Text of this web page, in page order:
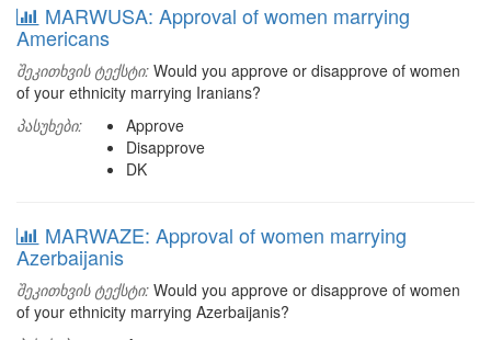
MARWUSA: Approval of women marrying
Americans
შეკითხვის ტექსტი: Would you approve or disapprove of women
of your ethnicity marrying Iranians?
პასუხები:
Approve
Disapprove
DK
MARWAZE: Approval of women marrying
Azerbaijanis
შეკითხვის ტექსტი: Would you approve or disapprove of women
of your ethnicity marrying Azerbaijanis?